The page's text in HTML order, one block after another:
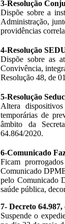
3-Resolução
Dispõe sobre a
Administração,
providências
4-Resolução
Dispõe sobre as
Convivência,
Resolução 48, de
5-Resolução
Altera
temporárias de
âmbito da
64.864/2020.
6-Comunicado
Ficam
Comunicado
pelo Comunicado
saúde pública,
7- Decreto
Suspende o